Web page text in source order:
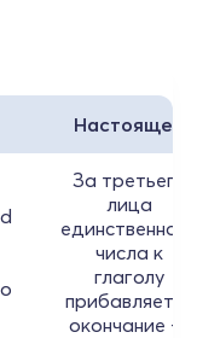
Настоящее
За третьего
лица
единственного
числа к
глаголу
прибавляется
окончание -s.